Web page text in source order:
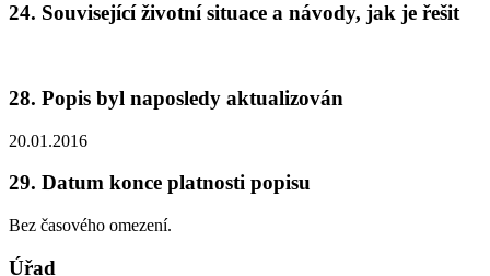
24. Související životní situace a návody, jak je řešit
28. Popis byl naposledy aktualizován
20.01.2016
29. Datum konce platnosti popisu
Bez časového omezení.
Úřad